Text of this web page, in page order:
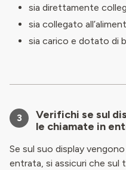
sia direttamente
sia collegato
sia carico e dotato di
3
Verifichi se sul
le chiamate in
Se sul suo display
entrata, si assicuri che sul